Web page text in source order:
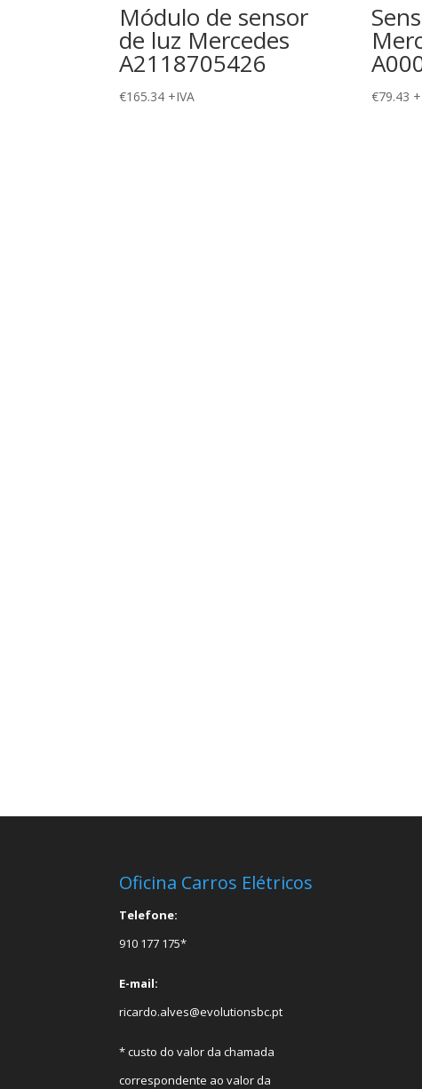
Módulo de sensor
de luz Mercedes
A2118705426
€165.34 +IVA €79.43
Oficina Carros Elétricos
Telefone:
910 177 175*
E-mail:
ricardo.alves@evolutionsbc.pt
* custo do valor da chamada
correspondente ao valor da